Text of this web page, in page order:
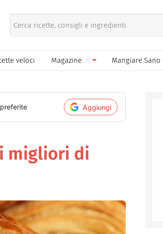
focacce
e confetture
veloci Magazine Mangiare Sano
Aggiungi
migliori di